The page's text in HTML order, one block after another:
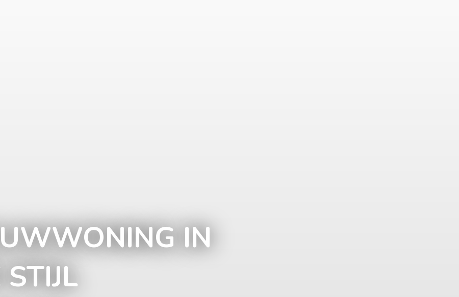
IN